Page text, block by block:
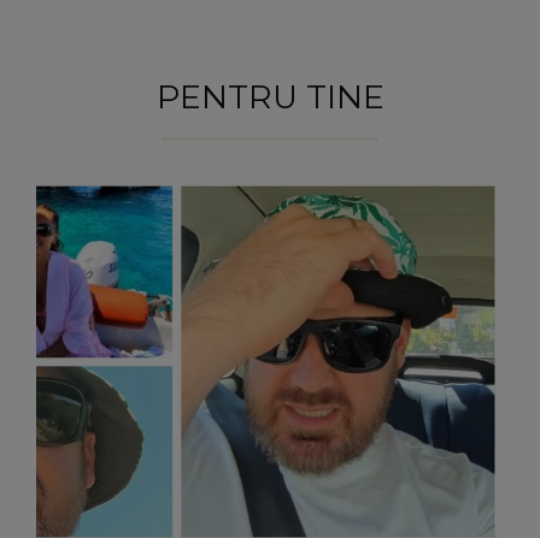
PENTRU TINE